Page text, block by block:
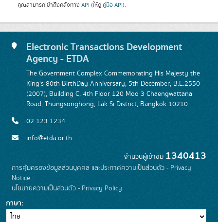
คุณสามารถเข้าถึงคลังทาง API (ให้ดู คู่มือ API).
Electronic Transactions Development
Agency - ETDA
The Government Complex Commemorating His Majesty the
King's 80th BirthDay Anniversary, 5th December, B.E.2550
(2007), Building C, 4th Floor 120 Moo 3 Chaengwattana
Road, Thungsonghong, Lak Si District, Bangkok 10210
02 123 1234
info@etda.or.th
จำนวนผู้เข้าชม 1340413
การคุ้มครองข้อมูลส่วนบุคคล และประกาศความเป็นส่วนตัว - Privacy
Notice
นโยบายความเป็นส่วนตัว - Privacy Policy
ภาษา